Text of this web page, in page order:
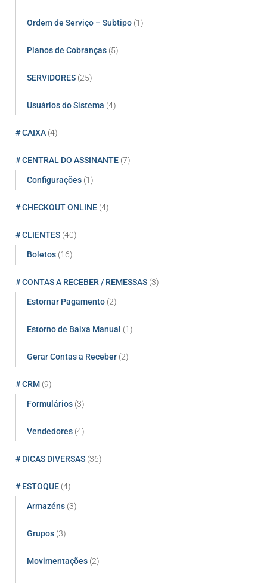
Ordem de Serviço – Subtipo (1)
Planos de Cobranças (5)
SERVIDORES (25)
Usuários do Sistema (4)
# CAIXA (4)
# CENTRAL DO ASSINANTE (7)
Configurações (1)
# CHECKOUT ONLINE (4)
# CLIENTES (40)
Boletos (16)
# CONTAS A RECEBER / REMESSAS (3)
Estornar Pagamento (2)
Estorno de Baixa Manual (1)
Gerar Contas a Receber (2)
# CRM (9)
Formulários (3)
Vendedores (4)
# DICAS DIVERSAS (36)
# ESTOQUE (4)
Armazéns (3)
Grupos (3)
Movimentações (2)